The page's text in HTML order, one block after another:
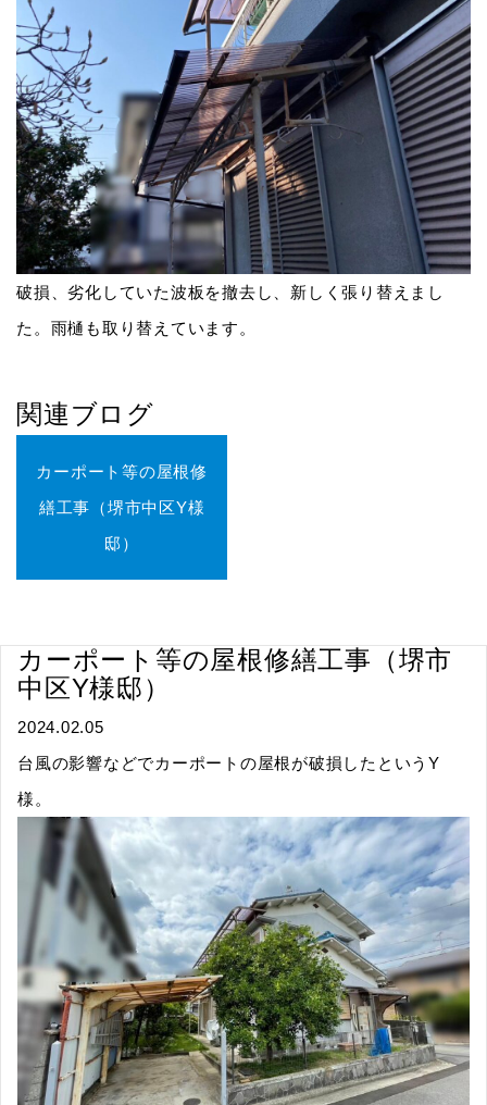
破損、劣化していた波板を撤去し、新しく張り替えまし
た。雨樋も取り替えています。
関連ブログ
カーポート等の屋根修
繕工事（堺市中区Y様
邸）
カーポート等の屋根修繕工事（堺市
中区Y様邸）
2024.02.05
台風の影響などでカーポートの屋根が破損したというY
様。